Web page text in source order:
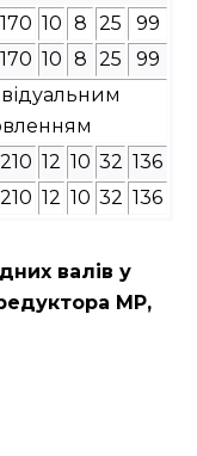
170 10 8 25
99
170 10 8 25 99
210 12 10 32 136
210 12 10 32 136
валів у
МР,